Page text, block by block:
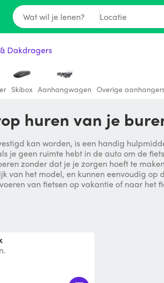
Wat wil je lenen? Locatie
Dakdragers
Skibox Aanhangwagen Overige
huren van je
kan worden, is een handig
je geen ruimte hebt in de auto om de
zonder dat je je zorgen hoeft te
van het model, en kunnen eenvoudig
van fietsen op vakantie of naar het